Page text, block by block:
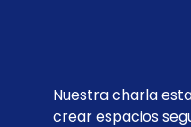
Nuestra charla
crear espacios